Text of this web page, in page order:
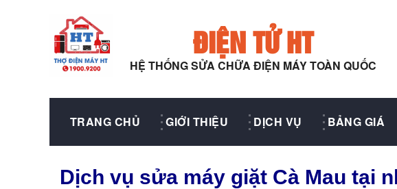
ĐIỆN TỬ HT
HỆ THỐNG SỬA CHỮA ĐIỆN MÁY TOÀN QUỐC
TRANG CHỦ GIỚI THIỆU DỊCH VỤ BẢNG GIÁ
Dịch vụ sửa máy giặt Cà Mau tại